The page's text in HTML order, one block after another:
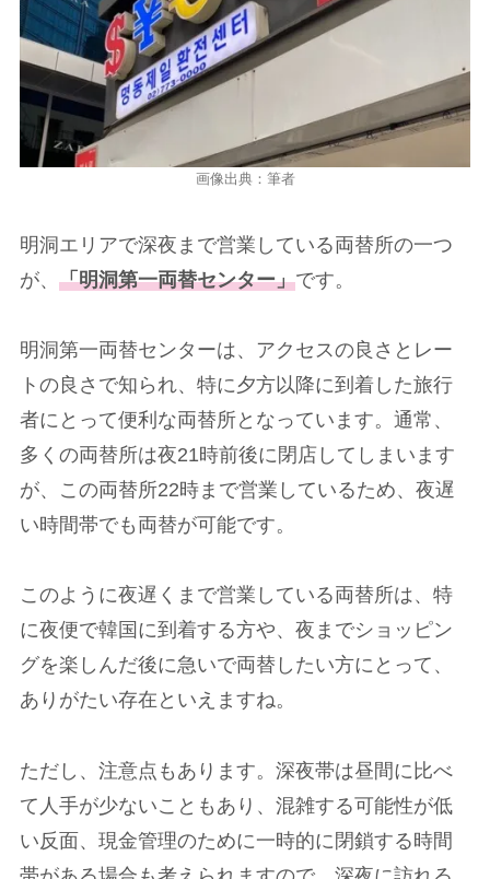
画像出典：筆者
明洞エリアで深夜まで営業している両替所の一つ
が、 「明洞第一両替センター」です。
明洞第一両替センターは、アクセスの良さとレー
トの良さで知られ、特に夕方以降に到着した旅行
者にとって便利な両替所となっています。通常、
多くの両替所は夜21時前後に閉店してしまいます
が、この両替所22時まで営業しているため、夜遅
い時間帯でも両替が可能です。
このように夜遅くまで営業している両替所は、特
に夜便で韓国に到着する方や、夜までショッピン
グを楽しんだ後に急いで両替したい方にとって、
ありがたい存在といえますね。
ただし、注意点もあります。深夜帯は昼間に比べ
て人手が少ないこともあり、混雑する可能性が低
い反面、現金管理のために一時的に閉鎖する時間